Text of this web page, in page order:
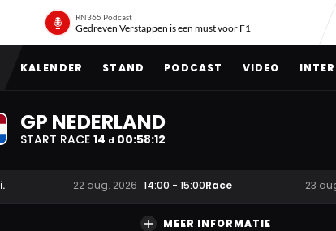
RN365 Podcast
Gedreven Verstappen is een must voor F1
KALENDER STAND PODCAST VIDEO
GP NEDERLAND
START RACE 14 d 00:58:11
22 aug. 2026 14:00 - 15:00Race 23
MEER INFORMATIE